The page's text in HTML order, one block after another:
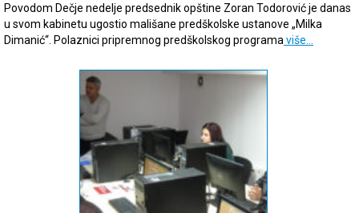
Povodom Dečje nedelje predsednik opštine Zoran Todorović je danas
u svom kabinetu ugostio mališane predškolske ustanove „Milka
Dimanić“. Polaznici pripremnog predškolskog programa više…